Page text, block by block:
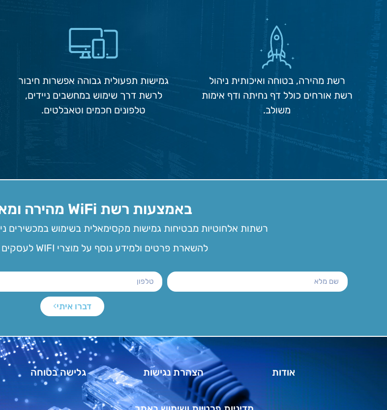
רשת מהירה, בטוחה ואיכותית ניהול
רשת אורחים כולל דף נחיתה ודף אימות
משולב.
גמישות תפעולית גבוהה אפשרות חיבור
לרשת דרך שימוש במחשבים ניידים,
טלפונים חכמים וטאבלטים.
באמצעות רשת WiFi מהירה ומאובטחת!
רשתות אלחוטיות מבטיחות גמישות מקסימאלית בשימוש במכשירים
להשארת פרטים ולמידע נוסף על מוצרי WIFI לעסקים התקשרו 4914*
דברו איתי
אודות הצהרת נגישות גלישה בטוחה